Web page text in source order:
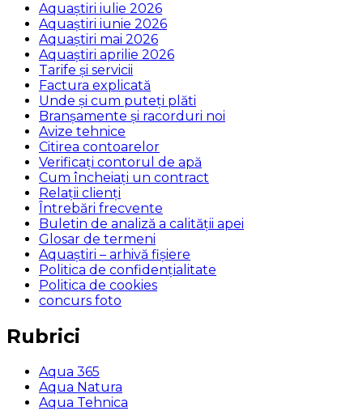
Aquaștiri iulie 2026
Aquaștiri iunie 2026
Aquaștiri mai 2026
Aquaștiri aprilie 2026
Tarife și servicii
Factura explicată
Unde și cum puteţi plăti
Branșamente și racorduri noi
Avize tehnice
Citirea contoarelor
Verificaţi contorul de apă
Cum încheiaţi un contract
Relaţii clienţi
Întrebări frecvente
Buletin de analiză a calităţii apei
Glosar de termeni
Aquaștiri – arhivă fișiere
Politica de confidențialitate
Politica de cookies
concurs foto
Rubrici
Aqua 365
Aqua Natura
Aqua Tehnica